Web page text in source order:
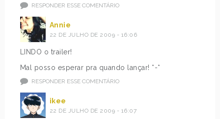
RESPONDER ESSE COMENTÁRIO
Annie
22 DE JULHO DE 2009 - 16:06
LINDO o trailer!
Mal posso esperar pra quando lançar! *-*
RESPONDER ESSE COMENTÁRIO
ikee
22 DE JULHO DE 2009 - 16:07